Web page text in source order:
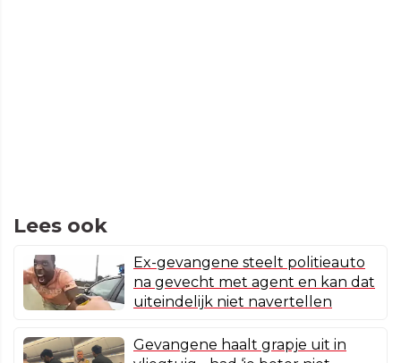
Lees ook
Ex-gevangene steelt politieauto
na gevecht met agent en kan dat
uiteindelijk niet navertellen
Gevangene haalt grapje uit in